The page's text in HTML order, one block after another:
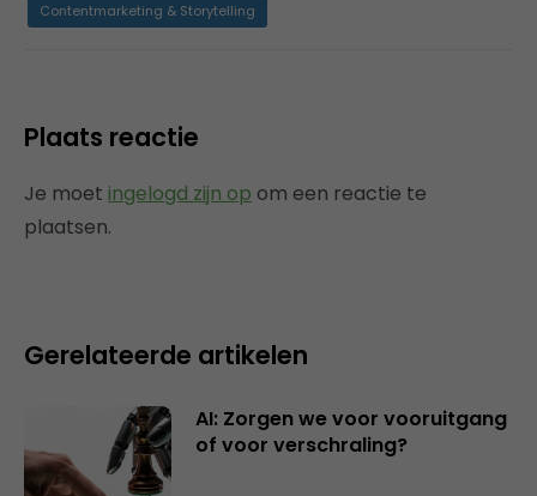
Contentmarketing & Storytelling
Plaats reactie
Je moet ingelogd zijn op om een reactie te
plaatsen.
Gerelateerde artikelen
AI: Zorgen we voor vooruitgang
of voor verschraling?